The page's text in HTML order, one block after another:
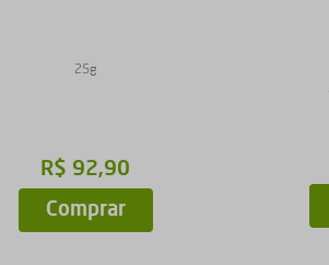
25g
R$ 92,90
Comprar